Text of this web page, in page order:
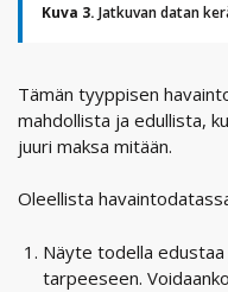
Kuva 3. Jatkuvan datan
Tämän tyyppisen
mahdollista ja edullista,
juuri maksa mitään.
Oleellista
Näyte todella
tarpeeseen.